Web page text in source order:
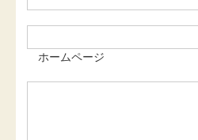
ホームページ